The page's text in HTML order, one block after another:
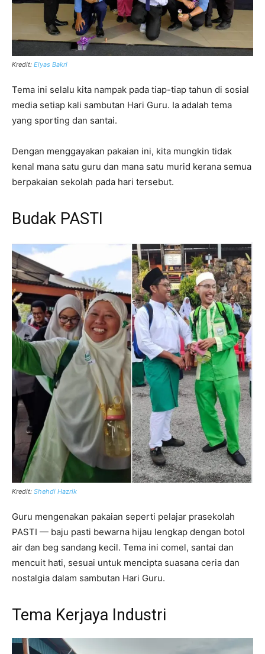
Kredit: Elyas Bakri
Tema ini selalu kita nampak pada tiap-tiap tahun di sosial
media setiap kali sambutan Hari Guru. Ia adalah tema
yang sporting dan santai.
Dengan menggayakan pakaian ini, kita mungkin tidak
kenal mana satu guru dan mana satu murid kerana semua
berpakaian sekolah pada hari tersebut.
Budak PASTI
Kredit: Shehdi Hazrik
Guru mengenakan pakaian seperti pelajar prasekolah
PASTI — baju pasti bewarna hijau lengkap dengan botol
air dan beg sandang kecil. Tema ini comel, santai dan
mencuit hati, sesuai untuk mencipta suasana ceria dan
nostalgia dalam sambutan Hari Guru.
Tema Kerjaya Industri